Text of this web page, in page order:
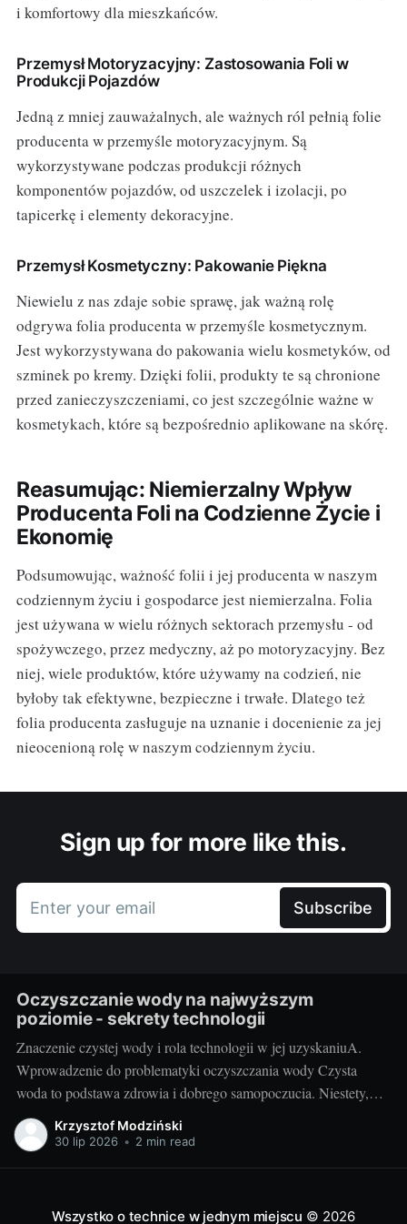
i komfortowy dla mieszkańców.
Przemysł Motoryzacyjny: Zastosowania Foli w
Produkcji Pojazdów
Jedną z mniej zauważalnych, ale ważnych ról pełnią folie
producenta w przemyśle motoryzacyjnym. Są
wykorzystywane podczas produkcji różnych
komponentów pojazdów, od uszczelek i izolacji, po
tapicerkę i elementy dekoracyjne.
Przemysł Kosmetyczny: Pakowanie Piękna
Niewielu z nas zdaje sobie sprawę, jak ważną rolę
odgrywa folia producenta w przemyśle kosmetycznym.
Jest wykorzystywana do pakowania wielu kosmetyków, od
szminek po kremy. Dzięki folii, produkty te są chronione
przed zanieczyszczeniami, co jest szczególnie ważne w
kosmetykach, które są bezpośrednio aplikowane na skórę.
Reasumując: Niemierzalny Wpływ
Producenta Foli na Codzienne Życie i
Ekonomię
Podsumowując, ważność folii i jej producenta w naszym
codziennym życiu i gospodarce jest niemierzalna. Folia
jest używana w wielu różnych sektorach przemysłu - od
spożywczego, przez medyczny, aż po motoryzacyjny. Bez
niej, wiele produktów, które używamy na codzień, nie
byłoby tak efektywne, bezpieczne i trwałe. Dlatego też
folia producenta zasługuje na uznanie i docenienie za jej
nieocenioną rolę w naszym codziennym życiu.
Sign up for more like this.
Enter your email Subscribe
Oczyszczanie wody na najwyższym
poziomie - sekrety technologii
Znaczenie czystej wody i rola technologii w jej uzyskaniuA.
Wprowadzenie do problematyki oczyszczania wody Czysta
woda to podstawa zdrowia i dobrego samopoczucia. Niestety,
dzisiejszy stan środowiska naturalnego często uniemożliwia
korzystanie z idealnie czystej wody źródlanej. Trudno też zawsze
Krzysztof Modziński
30 lip 2026 • 2 min read
Wszystko o technice w jednym miejscu © 2026